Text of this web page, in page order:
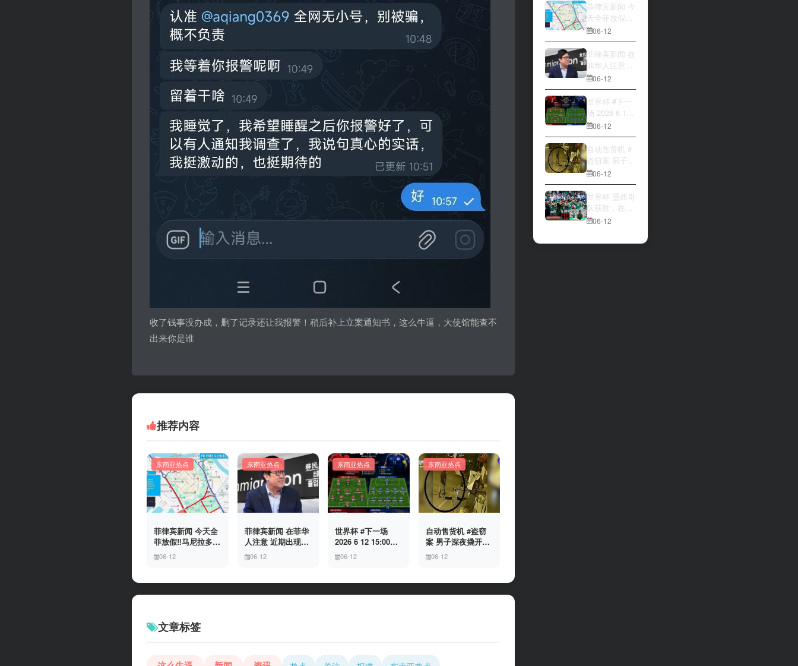
收了钱事没办成，删了记录还让我报警！稍后补上立案通知书，这么牛逼，大使馆能查不
出来你是谁
推荐内容
东南亚热点
菲律宾新闻 今天全
菲放假‼️马尼拉多地
封路06-12
东南亚热点
菲律宾新闻 在菲华
人注意 近期出现假
冒移民局执法人员
上门敲诈案件，已
06-12
东南亚热点
世界杯 #下一场
2026 6 12 15:00整
加拿大与波黑的较
量 究竟胜利的天平
加拿大借助主场优
势笑到最后，还是
06-12
东南亚热点
自动售货机 #盗窃
案 男子深夜撬开自
动售货机，2000比
索硬币被一扫而空
06-12
文章标签
菲律宾新闻 今
天全菲放假‼️
马尼拉多地封
路
06-12
菲律宾新闻 在
菲华人注意 近
期出现假冒移
民局执法人员
上门敲诈案
件，已有多人
举报中招
06-12
世界杯 #下一
场 2026 6 12
15:00整 加拿
大与波黑的较
量 究竟胜利的
天平会倾向哪
一方，是加拿
大借助主场优
势笑到最后，
还是波黑上演
逆袭好戏？让
我们拭目以
06-12
自动售货机 #
盗窃案 男子深
夜撬开自动售
货机，2000比
索硬币被一扫
而空
06-12
世界杯 墨西哥
队获胜，在首
场比赛中击败
06-12